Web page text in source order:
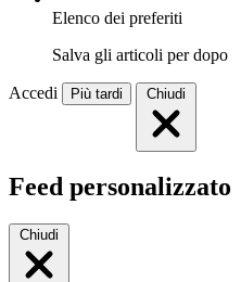
Elenco dei preferiti
Salva gli articoli per dopo
Accedi Più tardi Chiudi
Feed personalizzato
Chiudi